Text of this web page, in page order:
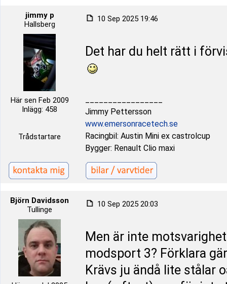
jimmy p
Hallsberg
Här sen Feb 2009
Inlägg: 458
Trådstartare
10 Sep 2025 19:46
Det har du helt rätt i
Jimmy Pettersson
www.emersonracetech.se
Racingbil: Austin Mini ex castrolcup
Bygger: Renault Clio maxi
Björn Davidsson
Tullinge
10 Sep 2025 20:03
Men är inte
modsport 3? Förklara
Krävs ju ändå lite stålar